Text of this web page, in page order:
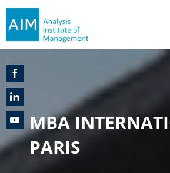
MBA
PARIS
Share
on
Facebook
Share
on
LinkedIn
Share
on